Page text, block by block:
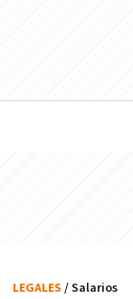
LEGALES / Salarios